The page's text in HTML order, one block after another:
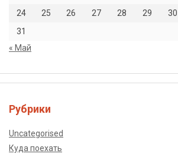
24
25 26 27 28 29
30
31
« Май
Рубрики
Uncategorised
Куда поехать